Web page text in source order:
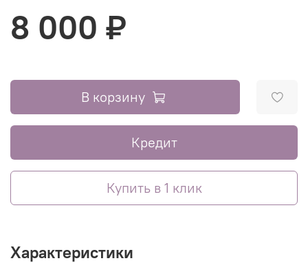
8 000 ₽
В корзину
Кредит
Купить в 1 клик
Характеристики